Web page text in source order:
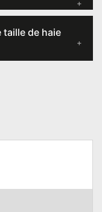
taille de haie